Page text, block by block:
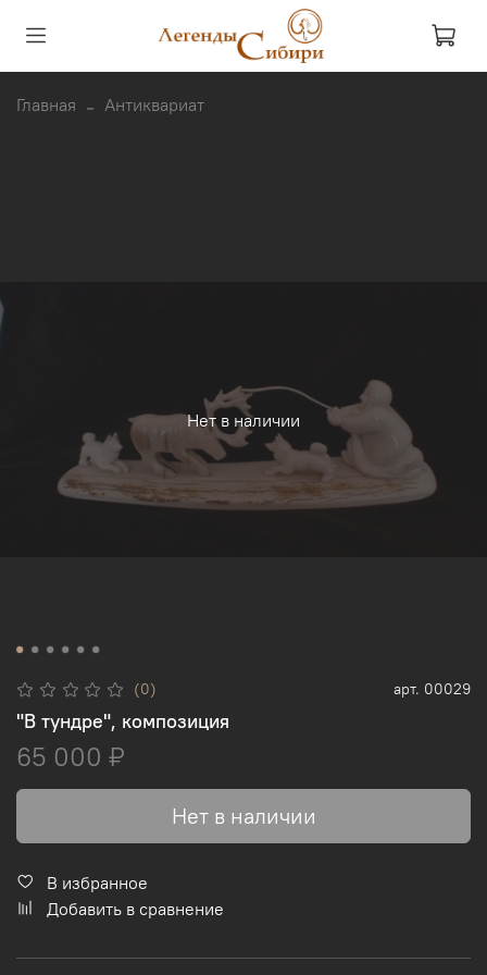
Главная Антиквариат
Нет в наличии
(0) арт. 00029
"В тундре", композиция
65 000 ₽
Нет в наличии
В избранное
Добавить в сравнение